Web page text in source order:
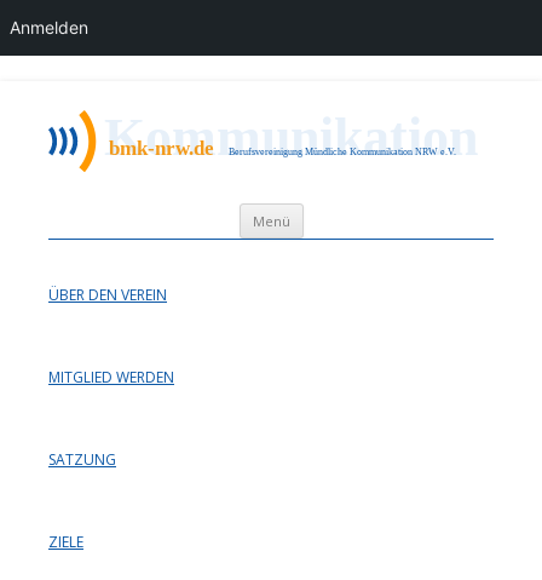
bmk nrw
Berufsvereinigung Mündliche Kommunikation NRW e.V.
Menü Zum Inhalt springen
ÜBER DEN VEREIN
MITGLIED WERDEN
SATZUNG
ZIELE
Anmelden